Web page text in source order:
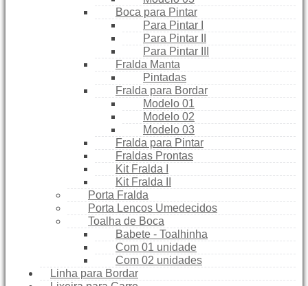
Boca para Pintar
Para Pintar I
Para Pintar II
Para Pintar III
Fralda Manta
Pintadas
Fralda para Bordar
Modelo 01
Modelo 02
Modelo 03
Fralda para Pintar
Fraldas Prontas
Kit Fralda I
Kit Fralda II
Porta Fralda
Porta Lencos Umedecidos
Toalha de Boca
Babete - Toalhinha
Com 01 unidade
Com 02 unidades
Linha para Bordar